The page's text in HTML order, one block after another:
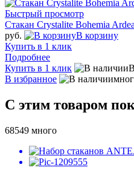
Быстрый просмотр
Стакан Crystalite Bohemia
руб.
В корзину
Купить в 1 клик
Подробнее
Купить в 1 клик
В избранное
С этим товаром
68549 много